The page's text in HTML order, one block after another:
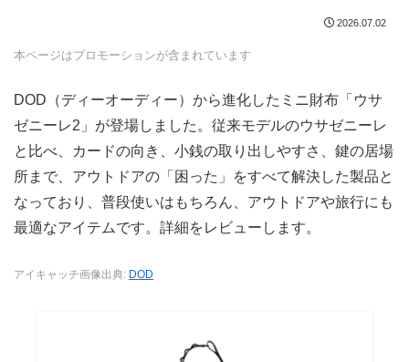
2026.07.02
本ページはプロモーションが含まれています
DOD（ディーオーディー）から進化したミニ財布「ウサ
ゼニーレ2」が登場しました。従来モデルのウサゼニーレ
と比べ、カードの向き、小銭の取り出しやすさ、鍵の居場
所まで、アウトドアの「困った」をすべて解決した製品と
なっており、普段使いはもちろん、アウトドアや旅行にも
最適なアイテムです。詳細をレビューします。
アイキャッチ画像出典: DOD